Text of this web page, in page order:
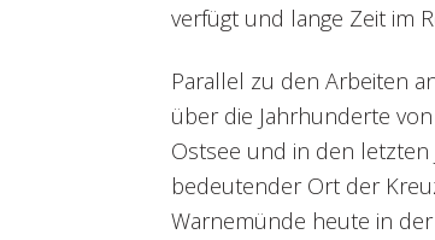
verfügt und lange Zeit im
Parallel zu den Arbeiten
über die Jahrhunderte
Ostsee und in den letzten
bedeutender Ort der
Warnemünde heute in